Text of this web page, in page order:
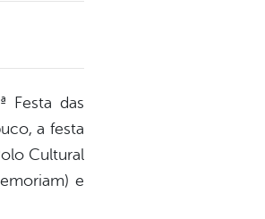
Festa das
a festa
Cultural
e